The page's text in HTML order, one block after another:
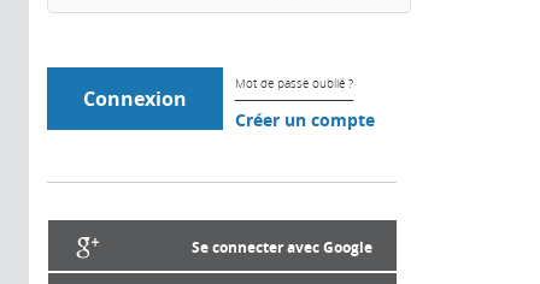
Mot de passe oublié ?
Créer un compte
Se connecter avec Google